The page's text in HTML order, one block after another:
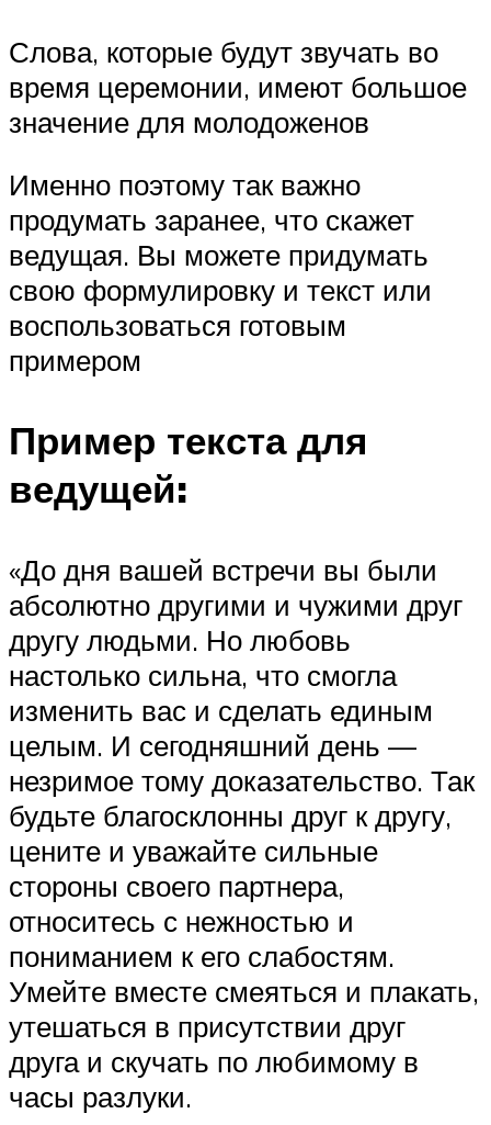
Слова, которые будут звучать во
время церемонии, имеют большое
значение для молодоженов
Именно поэтому так важно
продумать заранее, что скажет
ведущая. Вы можете придумать
свою формулировку и текст или
воспользоваться готовым
примером
Пример текста для
ведущей:
«До дня вашей встречи вы были
абсолютно другими и чужими друг
другу людьми. Но любовь
настолько сильна, что смогла
изменить вас и сделать единым
целым. И сегодняшний день —
незримое тому доказательство. Так
будьте благосклонны друг к другу,
цените и уважайте сильные
стороны своего партнера,
относитесь с нежностью и
пониманием к его слабостям.
Умейте вместе смеяться и плакать,
утешаться в присутствии друг
друга и скучать по любимому в
часы разлуки.